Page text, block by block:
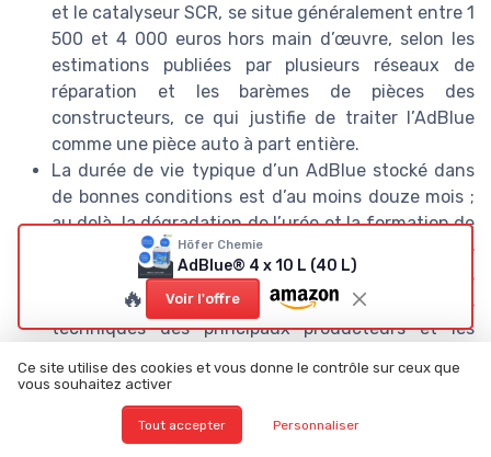
et le catalyseur SCR, se situe généralement entre 1
500 et 4 000 euros hors main d’œuvre, selon les
estimations publiées par plusieurs réseaux de
réparation et les barèmes de pièces des
constructeurs, ce qui justifie de traiter l’AdBlue
comme une pièce auto à part entière.
La durée de vie typique d’un AdBlue stocké dans
de bonnes conditions est d’au moins douze mois ;
au delà, la dégradation de l’urée et la formation de
cristaux augmentent nettement le risque de
colmatage de la pompe et des conduites
d’injection d’urée, comme le rappellent les fiches
techniques des principaux producteurs et les
des solutions AUS 32.
Höfer Chemie
AdBlue® 4 x 10 L (40 L)
🔥 Voir l'offre
Ce site utilise des cookies et vous donne le contrôle sur ceux que
vous souhaitez activer
Tout accepter Personnaliser